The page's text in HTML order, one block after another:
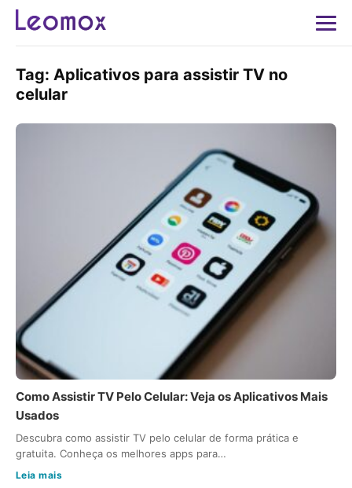
Tag: Aplicativos para assistir TV no
celular
Como Assistir TV Pelo Celular: Veja os Aplicativos Mais
Usados
Descubra como assistir TV pelo celular de forma prática e
gratuita. Conheça os melhores apps para…
Leia mais